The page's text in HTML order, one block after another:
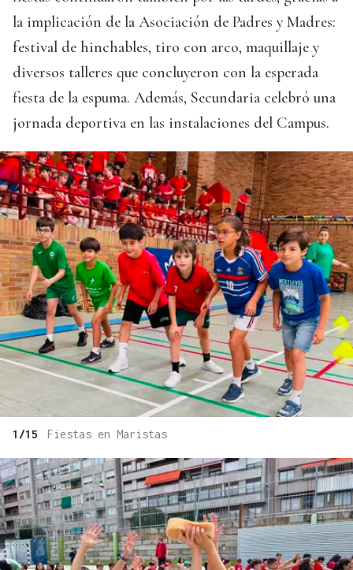
la implicación de la Asociación de Padres y Madres:
festival de hinchables, tiro con arco, maquillaje y
diversos talleres que concluyeron con la esperada
fiesta de la espuma. Además, Secundaria celebró una
jornada deportiva en las instalaciones del Campus.
1/15 Fiestas en Maristas